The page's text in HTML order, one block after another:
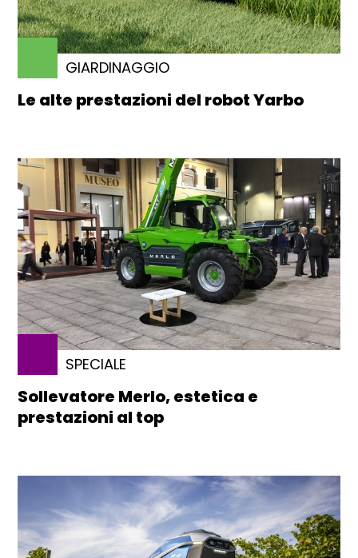
GIARDINAGGIO
Le alte prestazioni del robot Yarbo
SPECIALE
Sollevatore Merlo, estetica e
prestazioni al top